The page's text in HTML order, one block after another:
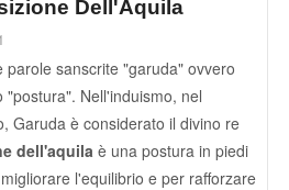
Dell'Aquila
parole sanscrite "garuda" ovvero
Nell'induismo, nel
Garuda è considerato il divino re
dell'aquila è una postura in piedi
l'equilibrio e per rafforzare